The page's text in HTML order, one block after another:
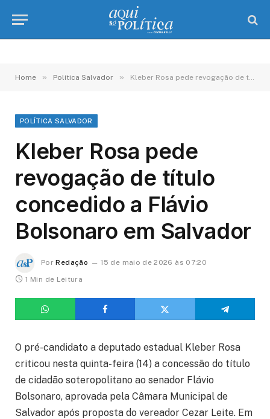
Home » Política Salvador » Kleber Rosa pede revogação de título concedido a Flávio Bolsonaro em Salvador
POLÍTICA SALVADOR
Kleber Rosa pede
revogação de título
concedido a Flávio
Bolsonaro em Salvador
Por Redação
15 de maio de 2026 às 07:20
1 Min de Leitura
O pré-candidato a deputado estadual Kleber Rosa
criticou nesta quinta-feira (14) a concessão do título
de cidadão soteropolitano ao senador Flávio
Bolsonaro, aprovada pela Câmara Municipal de
Salvador após proposta do vereador Cezar Leite. Em